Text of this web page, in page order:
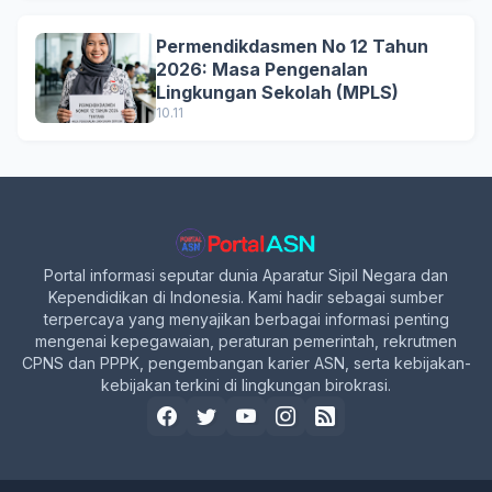
Permendikdasmen No 12 Tahun
2026: Masa Pengenalan
Lingkungan Sekolah (MPLS)
10.11
Portal informasi seputar dunia Aparatur Sipil Negara dan
Kependidikan di Indonesia. Kami hadir sebagai sumber
terpercaya yang menyajikan berbagai informasi penting
mengenai kepegawaian, peraturan pemerintah, rekrutmen
CPNS dan PPPK, pengembangan karier ASN, serta kebijakan-
kebijakan terkini di lingkungan birokrasi.